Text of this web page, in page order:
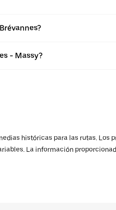
- Massy?
históricas para las rutas. Los
La información